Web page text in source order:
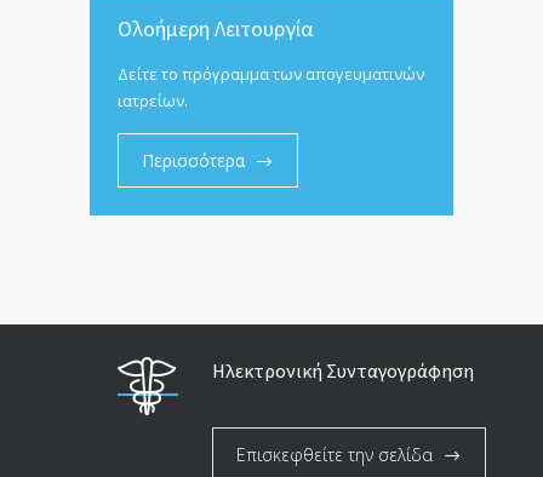
Ολοήμερη Λειτουργία
Δείτε το πρόγραμμα των απογευματινών
ιατρείων.
Περισσότερα
Ηλεκτρονική Συνταγογράφηση
Επισκεφθείτε την σελίδα